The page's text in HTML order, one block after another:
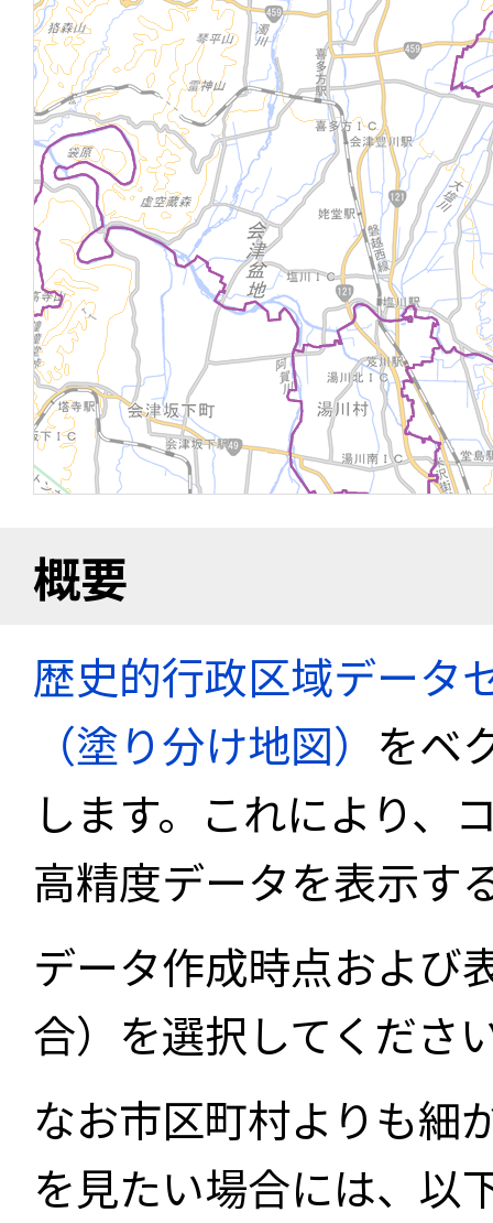
概要
歴史的行政区域データ
（塗り分け地図） をベ
します。これにより、
高精度データを表示す
データ作成時点および
合）を選択してくださ
なお市区町村よりも細
を見たい場合には、以